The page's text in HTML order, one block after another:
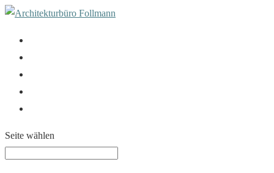
Seite wählen